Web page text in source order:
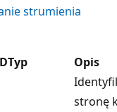
strumienia
Typ Opis
stronę